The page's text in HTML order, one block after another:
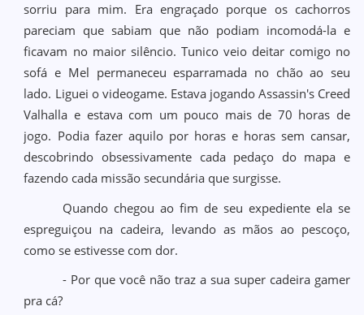
sorriu para mim. Era engraçado porque os cachorros
pareciam que sabiam que não podiam incomodá-la e
ficavam no maior silêncio. Tunico veio deitar comigo no
sofá e Mel permaneceu esparramada no chão ao seu
lado. Liguei o videogame. Estava jogando Assassin's Creed
Valhalla e estava com um pouco mais de 70 horas de
jogo. Podia fazer aquilo por horas e horas sem cansar,
descobrindo obsessivamente cada pedaço do mapa e
fazendo cada missão secundária que surgisse.
Quando chegou ao fim de seu expediente ela se
espreguiçou na cadeira, levando as mãos ao pescoço,
como se estivesse com dor.
- Por que você não traz a sua super cadeira gamer
pra cá?